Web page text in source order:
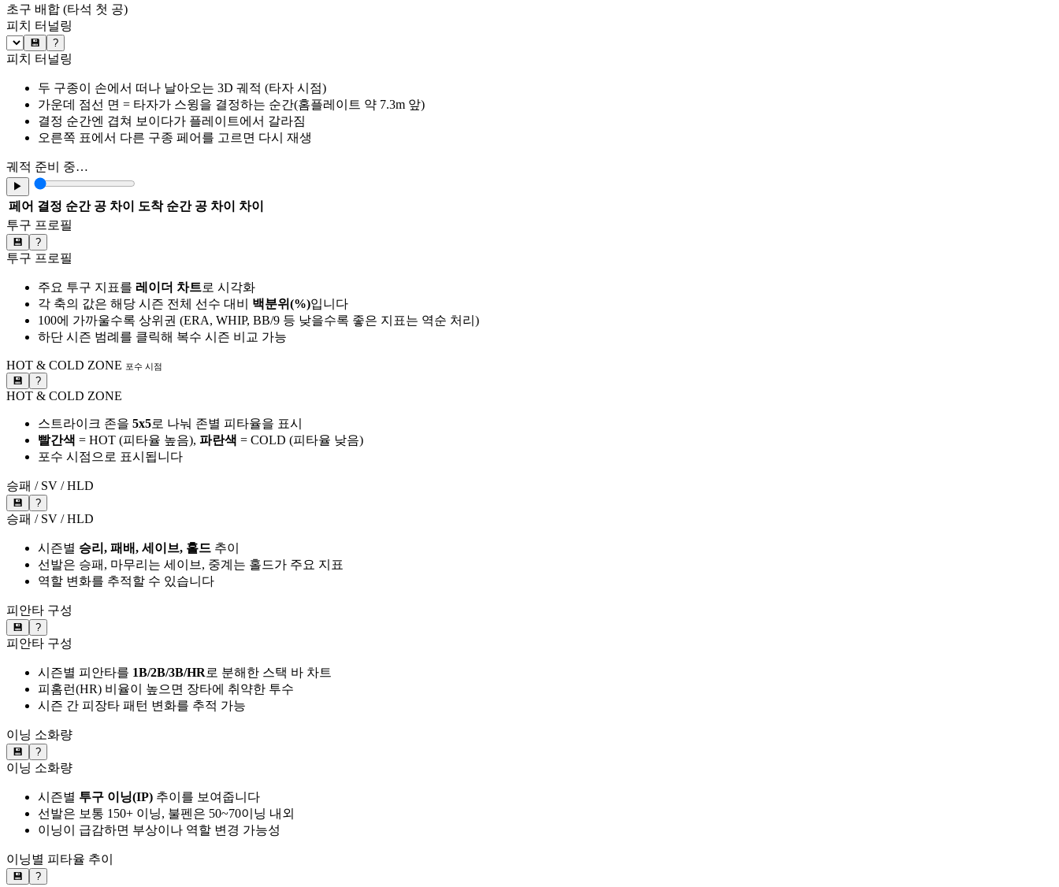
초구 배합 (타석 첫 공)
피치 터널링
💾 ?
피치 터널링
두 구종이 손에서 떠나 날아오는 3D 궤적 (타자 시점)
가운데 점선 면 = 타자가 스윙을 결정하는 순간(홈플레이트 약 7.3m 앞)
결정 순간엔 겹쳐 보이다가 플레이트에서 갈라짐
오른쪽 표에서 다른 구종 페어를 고르면 다시 재생
궤적 준비 중…
▶
페어 결정 순간 공 차이 도착 순간 공 차이
차이
투구 프로필
💾 ?
투구 프로필
주요 투구 지표를 레이더 차트로 시각화
각 축의 값은 해당 시즌 전체 선수 대비 백분위(%)입니다
100에 가까울수록 상위권 (ERA, WHIP, BB/9 등 낮을수록 좋은 지표는 역순 처리)
하단 시즌 범례를 클릭해 복수 시즌 비교 가능
HOT & COLD ZONE 포수 시점
💾 ?
HOT & COLD ZONE
스트라이크 존을 5x5로 나눠 존별 피타율을 표시
빨간색 = HOT (피타율 높음), 파란색 = COLD (피타율 낮음)
포수 시점으로 표시됩니다
승패 / SV / HLD
💾 ?
승패 / SV / HLD
시즌별 승리, 패배, 세이브, 홀드 추이
선발은 승패, 마무리는 세이브, 중계는 홀드가 주요 지표
역할 변화를 추적할 수 있습니다
피안타 구성
💾 ?
피안타 구성
시즌별 피안타를 1B/2B/3B/HR로 분해한 스택 바 차트
피홈런(HR) 비율이 높으면 장타에 취약한 투수
시즌 간 피장타 패턴 변화를 추적 가능
이닝 소화량
💾 ?
이닝 소화량
시즌별 투구 이닝(IP) 추이를 보여줍니다
선발은 보통 150+ 이닝, 불펜은 50~70이닝 내외
이닝이 급감하면 부상이나 역할 변경 가능성
이닝별 피타율 추이
💾 ?